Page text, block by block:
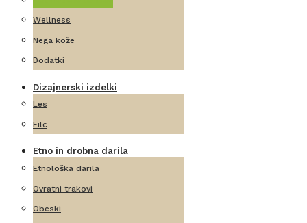
Wellness
Nega kože
Dodatki
Dizajnerski izdelki
Les
Filc
Etno in drobna darila
Etnološka darila
Ovratni trakovi
Obeski